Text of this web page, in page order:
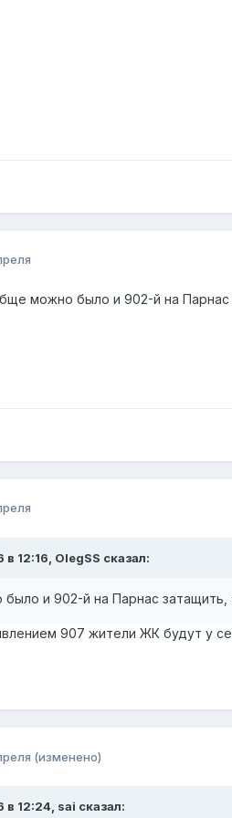
можно было и 902-й на
12:16, OlegSS сказал:
и 902-й на Парнас
907 жители ЖК будут у
(изменено)
в 12:24, sai сказал: